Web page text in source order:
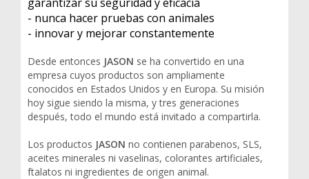
- nunca hacer pruebas con animales
- innovar y mejorar constantemente
Desde entonces JASON se ha convertido en una
empresa cuyos productos son ampliamente
conocidos en Estados Unidos y en Europa. Su misión
hoy sigue siendo la misma, y tres generaciones
después, todo el mundo está invitado a compartirla.
Los productos JASON no contienen parabenos, SLS,
aceites minerales ni vaselinas, colorantes artificiales,
ftalatos ni ingredientes de origen animal.